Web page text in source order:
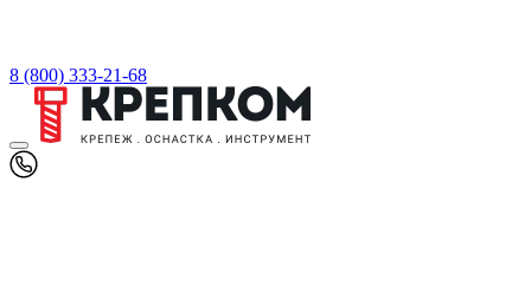
8 (800) 333-21-68